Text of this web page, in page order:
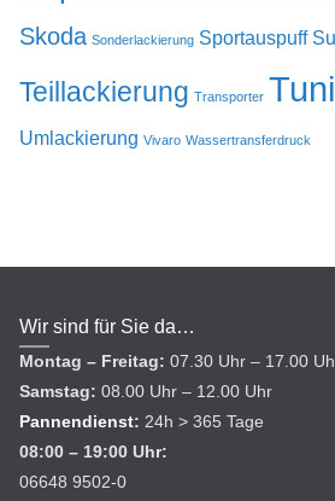
Skoda Sonderlackierung Sportauspuff
Teillackierung Transporter
Umlackierung Vivaro Wassertransferdruck
Wir sind für Sie da…
Montag – Freitag: 07.30 Uhr – 17.00
Samstag: 08.00 Uhr – 12.00 Uhr
Pannendienst: 24h > 365 Tage
08:00 – 19:00 Uhr:
06648 9502-0